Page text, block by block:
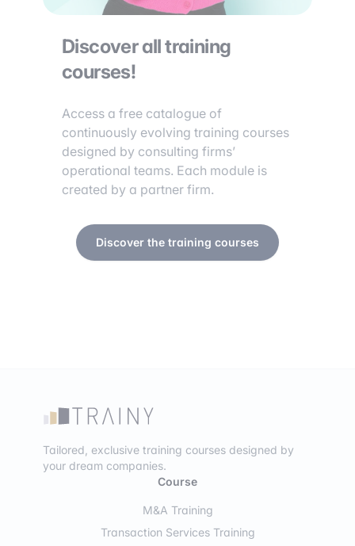
Discover all training
courses!
Access a free catalogue of
continuously evolving training courses
designed by consulting firms’
operational teams. Each module is
created by a partner firm.
Discover the training courses
Tailored, exclusive training courses designed by
your dream companies.
Course
M&A Training
Transaction Services Training